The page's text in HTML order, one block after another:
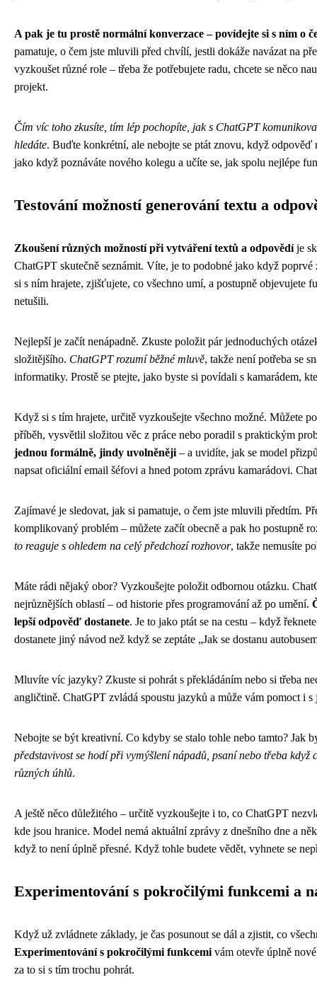
A pak je tu prostě normální konverzace – povídejte si s ním o
pamatuje, o čem jste mluvili před chvílí, jestli dokáže navázat na
vyzkoušet různé role – třeba že potřebujete radu, chcete se něco
projekt.
Čím víc toho zkusíte, tím lép pochopíte, jak s ChatGPT
hledáte. Buďte konkrétní, ale nebojte se ptát znovu, když odpověď
jako když poznáváte nového kolegu a učíte se, jak spolu nejlépe
Testování možností generování textu a
Zkoušení různých možností při vytváření textů a odpovědíje
ChatGPT skutečně seznámit. Víte, je to podobné jako když
si s ním hrajete, zjišťujete, co všechno umí, a postupně objevujete
netušili.
Nejlepší je začít nenápadně. Zkuste položit pár jednoduchých
složitějšího. ChatGPT rozumí běžné mluvě, takže není potřeba se
informatiky. Prostě se ptejte, jako byste si povídali s kamarádem,
Když si s tím hrajete, určitě vyzkoušejte všechno možné. Můžete
příběh, vysvětlil složitou věc z práce nebo poradil s praktickým
jednou formálně, jindy uvolněněji – a uvidíte, jak se model
napsat oficiální email šéfovi a hned potom zprávu kamarádovi.
Zajímavé je sledovat, jak si pamatuje, o čem jste mluvili předtím.
komplikovaný problém – můžete začít obecně a pak ho postupně
to reaguje s ohledem na celý předchozí rozhovor, takže nemusíte
Máte rádi nějaký obor? Vyzkoušejte položit odbornou otázku.
nejrůznějších oblastí – od historie přes programování až po umění.
lepší odpověď dostanete. Je to jako ptát se na cestu – když
dostanete jiný návod než když se zeptáte „Jak se dostanu
Mluvíte víc jazyky? Zkuste si pohrát s překládáním nebo si třeba
angličtině. ChatGPT zvládá spoustu jazyků a může vám pomoct i
Nebojte se být kreativní. Co kdyby se stalo tohle nebo tamto? Jak
představivost se hodí při vymýšlení nápadů, psaní nebo třeba když
různých úhlů.
A ještě něco důležitého – určitě vyzkoušejte i to, co ChatGPT
kde jsou hranice. Model nemá aktuální zprávy z dnešního dne a
když to není úplně přesné. Když tohle budete vědět, vyhnete se
Experimentování s pokročilými funkcemi a
Když už zvládnete základy, je čas posunout se dál a zjistit, co
Experimentování s pokročilými funkcemi vám otevře úplně
za to si s tím trochu pohrát.